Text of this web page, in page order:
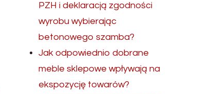
PZH i deklaracją zgodności
wyrobu wybierając
betonowego szamba?
Jak odpowiednio dobrane
meble sklepowe wpływają na
ekspozycję towarów?